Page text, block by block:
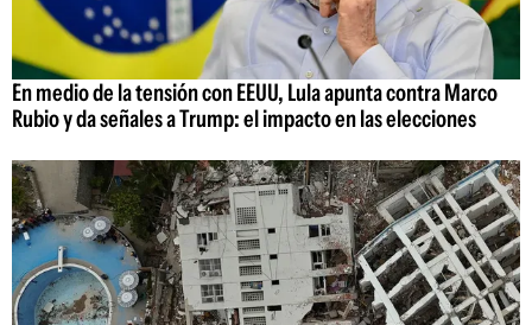
En medio de la tensión con EEUU, Lula apunta contra Marco
Rubio y da señales a Trump: el impacto en las elecciones